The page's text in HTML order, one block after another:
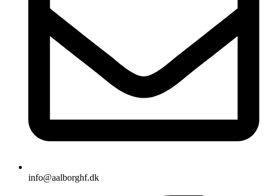
info@aalborghf.dk